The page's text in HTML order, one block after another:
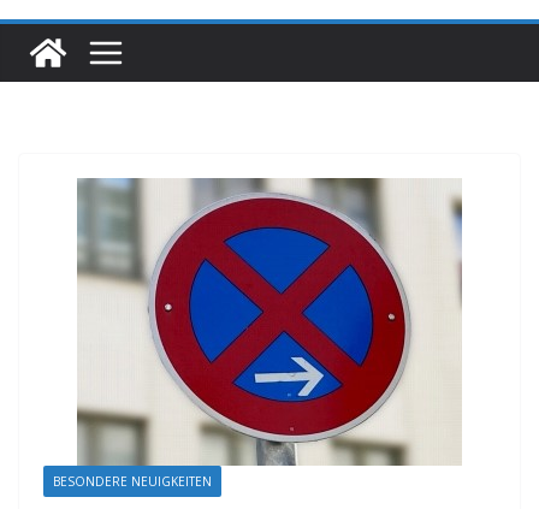
BESONDERE NEUIGKEITEN